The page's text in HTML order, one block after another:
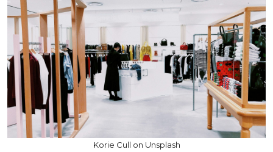
Korie Cull on Unsplash